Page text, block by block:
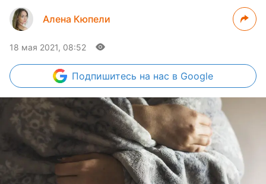
Алена Кюпели
18 мая 2021, 08:52
Подпишитесь на нас в Google